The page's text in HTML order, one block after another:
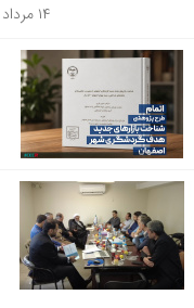
۱۴ مرداد ۱۴۰۵